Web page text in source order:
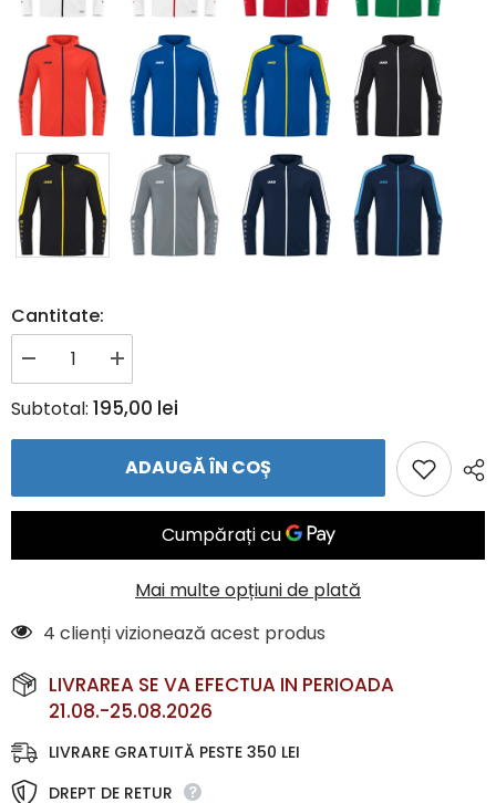
Cantitate:
Reduceți
cantitatea
pentru
Jachetă
Jachetă
cu
căptușeală
Romania
Creșteți
cantitatea
pentru
Jachetă
POWER
Jachetă
cu
căptușeală
fleece
Romania
Subtotal: 195,00 lei
ADAUGĂ ÎN COȘ
Mai multe opțiuni de plată
4 clienți vizionează acest produs
LIVRAREA SE VA EFECTUA IN PERIOADA
21.08.-25.08.2026
LIVRARE GRATUITĂ PESTE 350 LEI
DREPT DE RETUR